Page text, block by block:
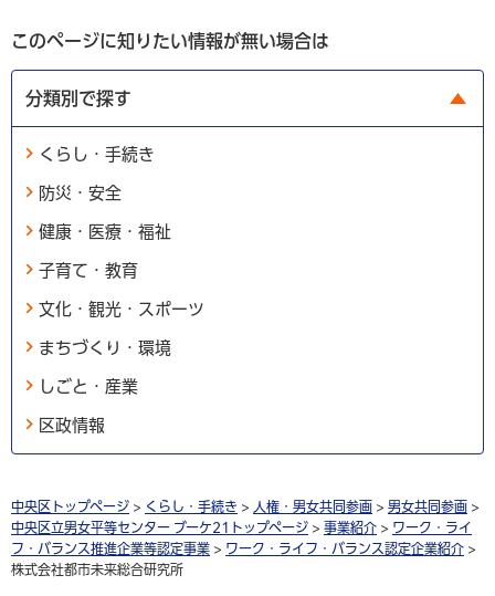
このページに知りたい情報が無い場合は
分類別で探す
くらし・手続き
防災・安全
健康・医療・福祉
子育て・教育
文化・観光・スポーツ
まちづくり・環境
しごと・産業
区政情報
中央区トップページ > くらし・手続き > 人権・男女共同参画 > 男女共同参画 >
中央区立男女平等センター ブーケ21トップページ > 事業紹介 > ワーク・ライ
フ・バランス推進企業等認定事業 > ワーク・ライフ・バランス認定企業紹介 >
株式会社都市未来総合研究所